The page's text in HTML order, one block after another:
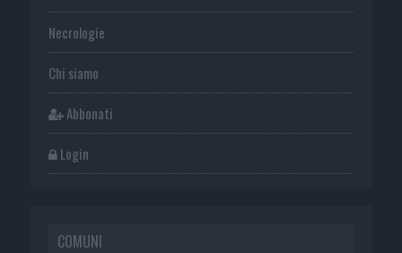
Necrologie
Chi siamo
Abbonati
Login
COMUNI